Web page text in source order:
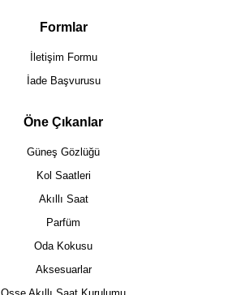
Formlar
İletişim Formu
İade Başvurusu
Öne Çıkanlar
Güneş Gözlüğü
Kol Saatleri
Akıllı Saat
Parfüm
Oda Kokusu
Aksesuarlar